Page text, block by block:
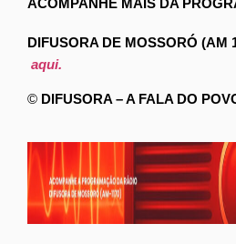
DIFUSORA DE MOSSORÓ (AM
aqui.
© DIFUSORA – A FALA DO